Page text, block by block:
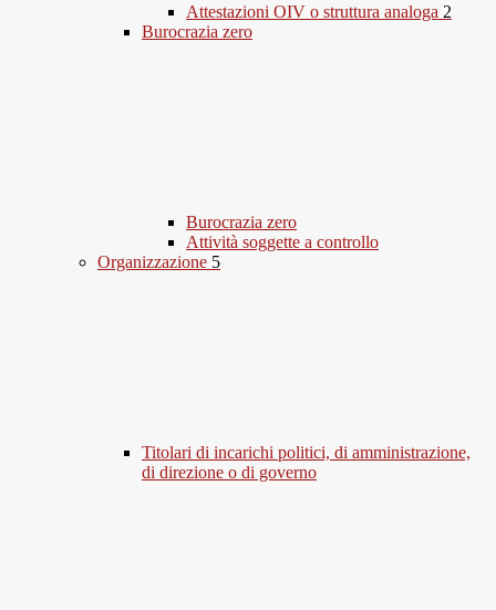
Attestazioni OIV o struttura analoga 2
Burocrazia zero
Burocrazia zero
Attività soggette a controllo
Organizzazione 5
Titolari di incarichi politici, di amministrazione,
di direzione o di governo